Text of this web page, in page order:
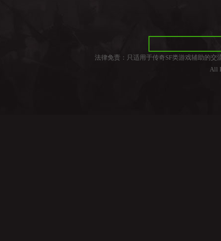
法律免责：只适用于传奇SF类游戏辅助的
All